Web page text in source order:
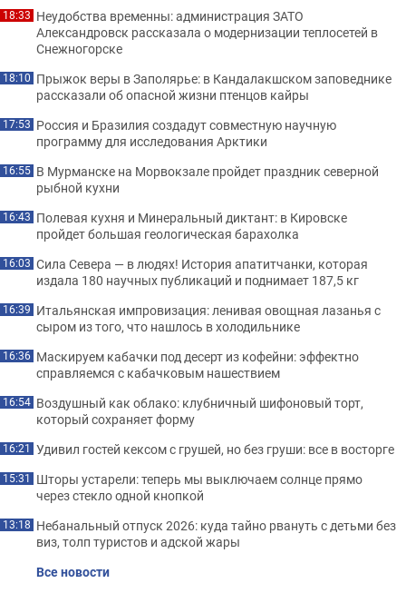
18:33 Неудобства временны: администрация ЗАТО
Александровск рассказала о модернизации теплосетей в
Снежногорске
18:10 Прыжок веры в Заполярье: в Кандалакшском заповеднике
рассказали об опасной жизни птенцов кайры
17:53 Россия и Бразилия создадут совместную научную
программу для исследования Арктики
16:55 В Мурманске на Морвокзале пройдет праздник северной
рыбной кухни
16:43 Полевая кухня и Минеральный диктант: в Кировске
пройдет большая геологическая барахолка
16:03 Сила Севера — в людях! История апатитчанки, которая
издала 180 научных публикаций и поднимает 187,5 кг
16:39 Итальянская импровизация: ленивая овощная лазанья с
сыром из того, что нашлось в холодильнике
16:36 Маскируем кабачки под десерт из кофейни: эффектно
справляемся с кабачковым нашествием
16:54 Воздушный как облако: клубничный шифоновый торт,
который сохраняет форму
16:21 Удивил гостей кексом с грушей, но без груши: все в восторге
15:31 Шторы устарели: теперь мы выключаем солнце прямо
через стекло одной кнопкой
13:18 Небанальный отпуск 2026: куда тайно рвануть с детьми без
виз, толп туристов и адской жары
Все новости